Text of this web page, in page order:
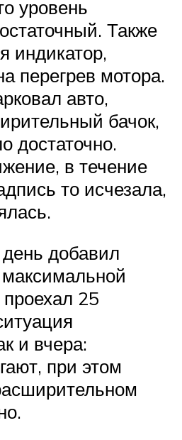
уровень
Также
индикатор,
перегрев мотора.
авто,
бачок,
достаточно.
в течение
то исчезала,
добавил
25
и вчера:
при этом